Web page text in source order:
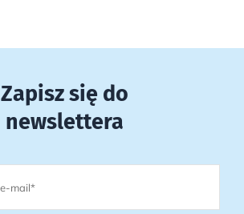
Zapisz się do
newslettera